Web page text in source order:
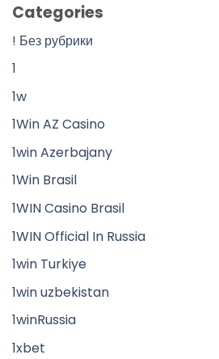
Categories
! Без рубрики
1
1w
1Win AZ Casino
1win Azerbajany
1Win Brasil
1WIN Casino Brasil
1WIN Official In Russia
1win Turkiye
1win uzbekistan
1winRussia
1xbet